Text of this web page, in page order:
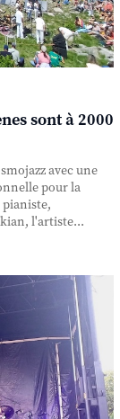
sont à 2000
avec une
pour la
pianiste,
l'artiste...